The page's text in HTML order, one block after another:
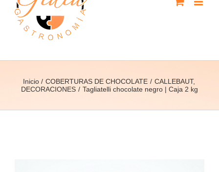
Inicio COBERTURAS DE CHOCOLATE
CALLEBAUT
DECORACIONES
Tagliatelli chocolate negro | Caja 2 kg